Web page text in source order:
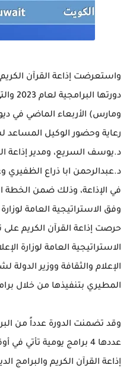
واستعرضت إذاعة القرآن الكريم
ومارس) الأربعاء الماضي في
رعاية وحضور الوكيل المساعد
د.يوسف السريع، ومدير إذاعة
د.عبدالرحمن ابا ذراع
في الإذاعة، وذلك ضمن الخطة
حرصت إذاعة القرآن الكريم
الاستراتيجية العامة لوزارة
الإعلام والثقافة ووزير
المطيري بتنفيذها من خلال
وقد تضمنت الدورة عدداً من
عددها 4 برامج يومية
إذاعة القرآن الكريم والبرامج